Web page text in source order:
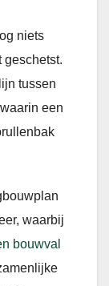
niets
geschetst.
tussen
een
waarbij
bouwval